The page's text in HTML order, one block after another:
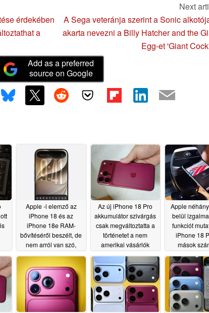
érdekében
a
Next
A Sega veteránja szerint a Sonic
akarta nevezni a Billy Hatcher and the
Egg-et 'Giant
Add as a preferred
source on Google
Apple -i elemző az
iPhone 18 és az
iPhone 18e RAM-
bővítéséről beszélt, de
nem arról van szó,
06/27/2026
Az új iPhone 18 Pro
akkumulátor szivárgás
csak megváltoztatta a
történetet a nem
amerikai vásárlók
06/02/2026
Apple
belül
funkciót
iPhone 18
mások
06/02/